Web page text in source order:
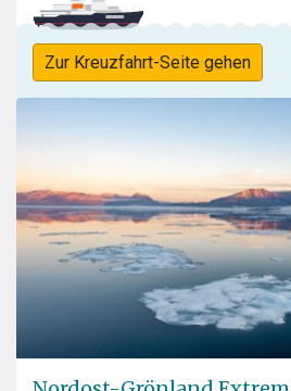
Zur Kreuzfahrt-Seite gehen